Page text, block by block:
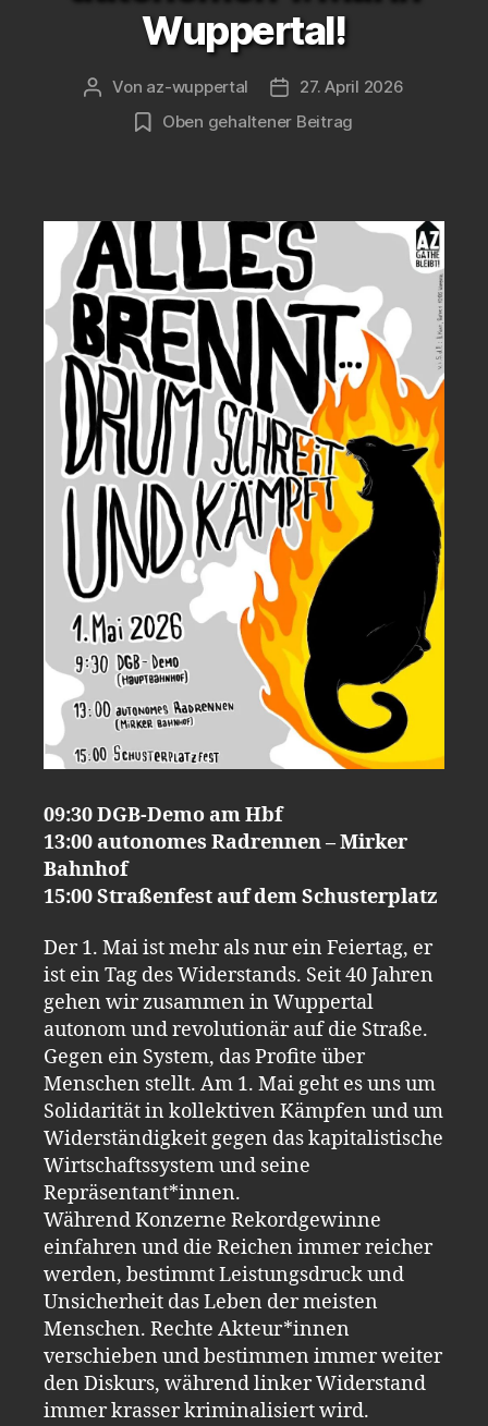
Wuppertal!
Beitragsautor
Von az-wuppertal Veröffentlichungsdatum
27. April 2026
Oben gehaltener Beitrag
09:30 DGB-Demo am Hbf
13:00 autonomes Radrennen – Mirker
Bahnhof
15:00 Straßenfest auf dem Schusterplatz
Der 1. Mai ist mehr als nur ein Feiertag, er
ist ein Tag des Widerstands. Seit 40 Jahren
gehen wir zusammen in Wuppertal
autonom und revolutionär auf die Straße.
Gegen ein System, das Profite über
Menschen stellt. Am 1. Mai geht es uns um
Solidarität in kollektiven Kämpfen und um
Widerständigkeit gegen das kapitalistische
Wirtschaftssystem und seine
Repräsentant*innen.
Während Konzerne Rekordgewinne
einfahren und die Reichen immer reicher
werden, bestimmt Leistungsdruck und
Unsicherheit das Leben der meisten
Menschen. Rechte Akteur*innen
verschieben und bestimmen immer weiter
den Diskurs, während linker Widerstand
immer krasser kriminalisiert wird.